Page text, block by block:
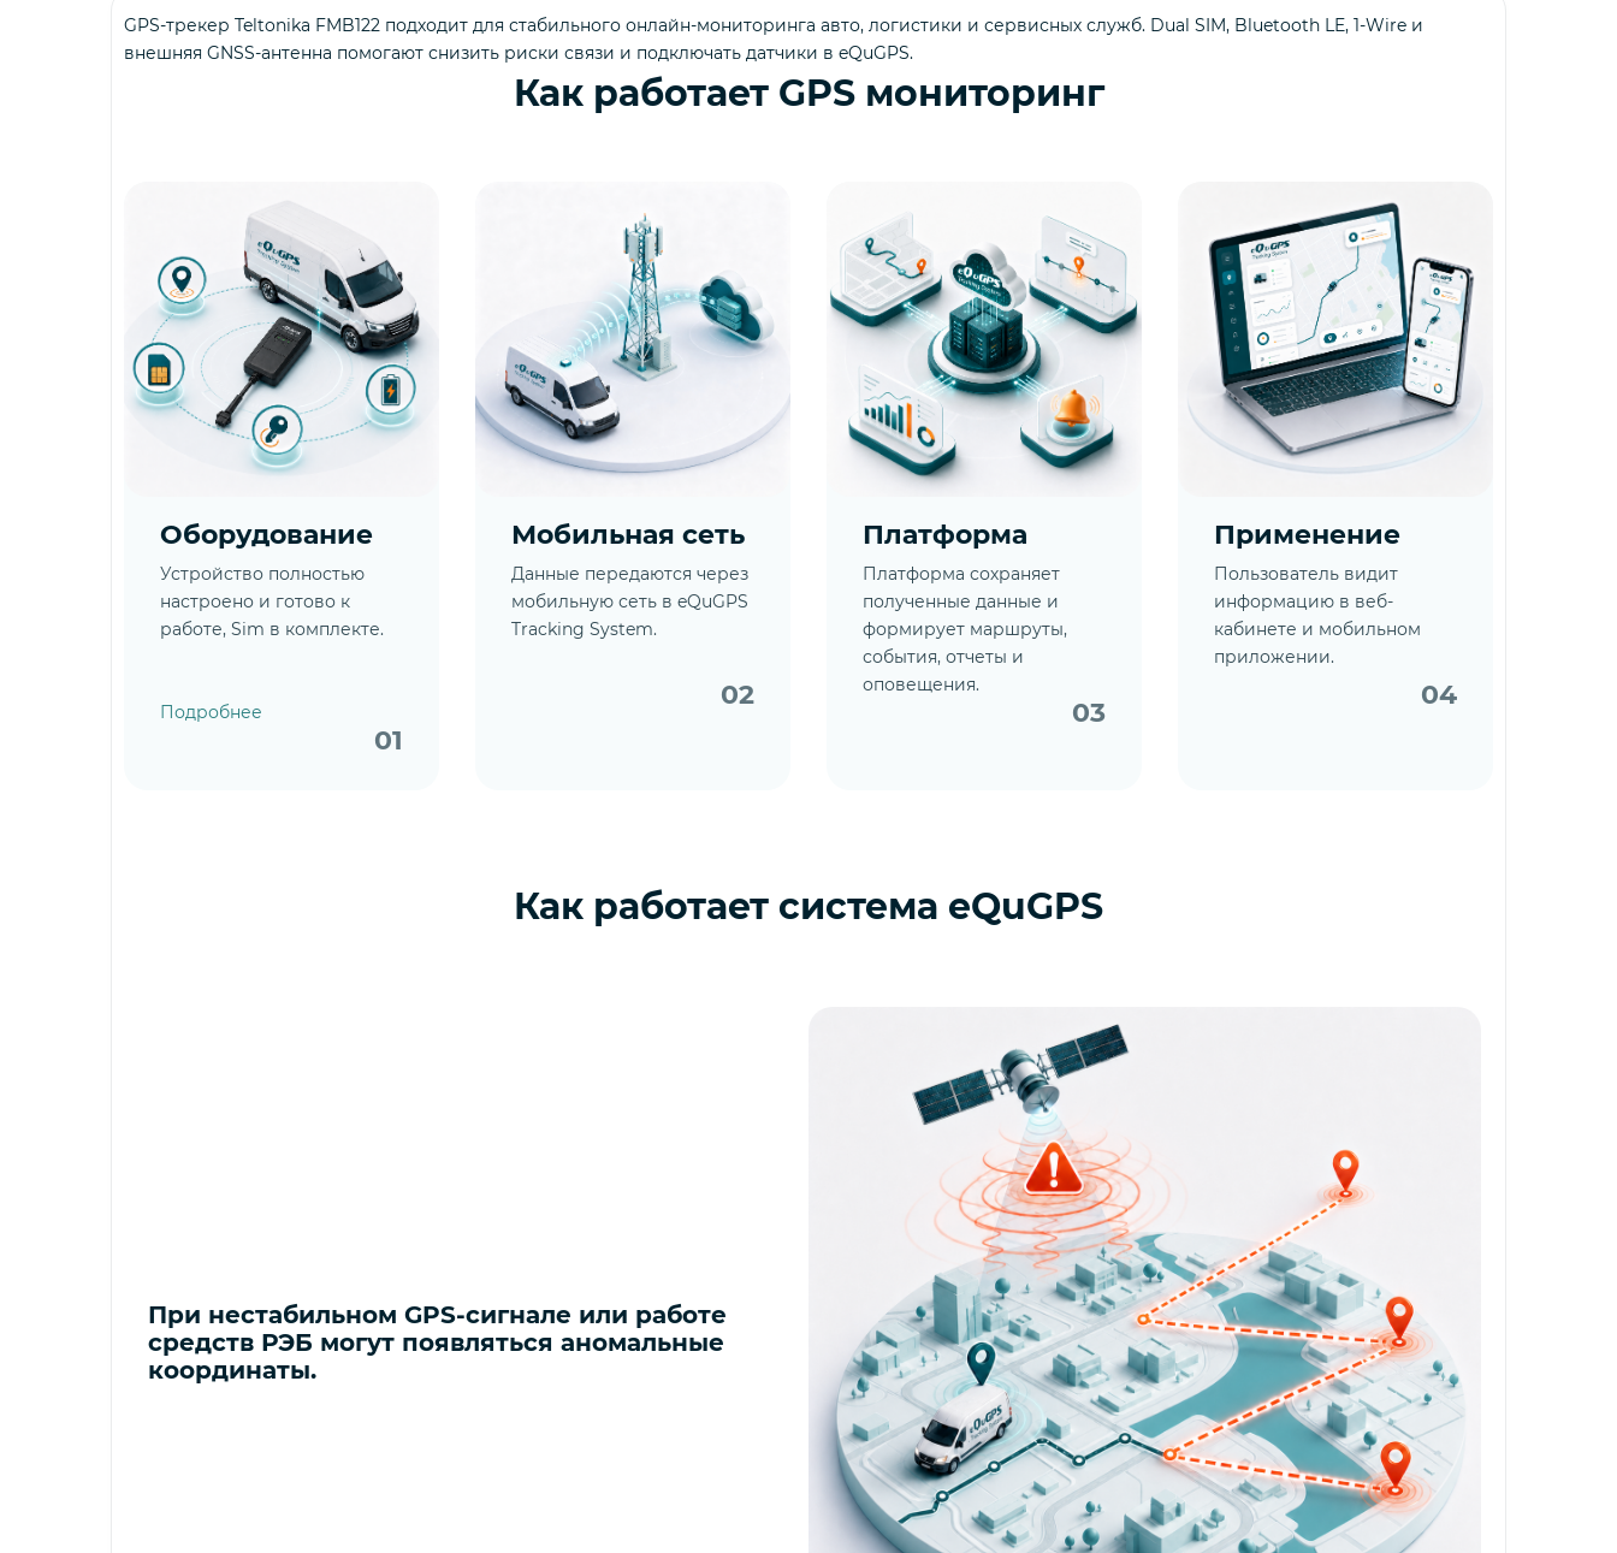
GPS-трекер Teltonika FMB122 подходит для стабильного онлайн-мониторинга авто, логистики и сервисных служб. Dual SIM, Bluetooth LE, 1-Wire и
внешняя GNSS-антенна помогают снизить риски связи и подключать датчики в eQuGPS.
Как работает GPS мониторинг
Оборудование
Устройство полностью
настроено и готово к
работе, Sim в комплекте.
Подробнее
01
Мобильная сеть
Данные передаются через
мобильную сеть в eQuGPS
Tracking System.
02
Платформа
Платформа сохраняет
полученные данные и
формирует маршруты,
события, отчеты и
оповещения.
03
Применение
Пользователь видит
информацию в веб-
кабинете и мобильном
приложении.
04
Как работает система eQuGPS
При нестабильном GPS-сигнале или работе
средств РЭБ могут появляться аномальные
координаты.